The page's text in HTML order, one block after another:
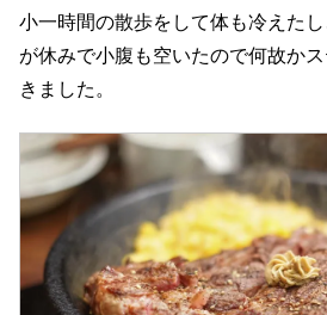
小一時間の散歩をして体も冷えた
が休みで小腹も空いたので何故か
きました。